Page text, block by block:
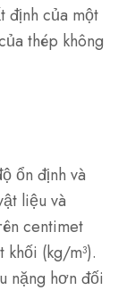
định của một
thép không
ổn định và
liệu và
centimet
khối (kg/m³).
nặng hơn đối